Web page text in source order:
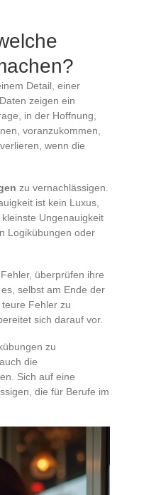
Detail, einer
zeigen ein
in der Hoffnung,
voranzukommen,
wenn die
zu vernachlässigen.
ist kein Luxus,
Ungenauigkeit
Logikübungen oder
überprüfen ihre
selbst am Ende der
Fehler zu
sich darauf vor.
zu
die
Sich auf eine
die für Berufe im